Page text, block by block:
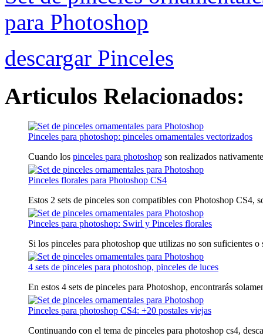
descargar Pinceles
Articulos Relacionados:
Pinceles para photoshop: pinceles ornamentales vectorizados
Cuando los pinceles para photoshop son realizados
Pinceles florales para Photoshop CS4
Estos 2 sets de pinceles son compatibles con Photoshop CS4,
Pinceles para photoshop: Swirl y Pinceles florales
Si los pinceles para photoshop que utilizas no son suficientes o
4 sets de pinceles para photoshop, pinceles de luces
En estos 4 sets de pinceles para Photoshop, encontrarás
Pinceles para photoshop CS4: +20 postales viejas
Continuando con el tema de pinceles para photoshop cs4,